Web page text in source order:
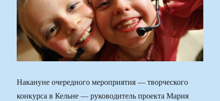
Накануне очередного мероприятия — творческого
конкурса в Кельне — руководитель проекта Мария